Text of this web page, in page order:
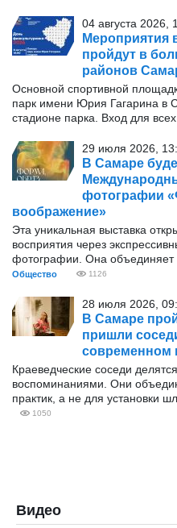
04 августа 2026,
Мероприятия
пройдут в
районов
Основной спортивной
парк имени Юрия Гагарина в
стадионе парка. Вход для
29 июля 2026,
В Самаре
фотографии
воображение»
Эта уникальная выставка
восприятия через
фотографии. Она объединяет
Общество 1126
28 июля 2026,
В Самаре
пришли
современном
Краеведческие соседи
воспоминаниями. Они
практик, а не для установки
1050
Видео